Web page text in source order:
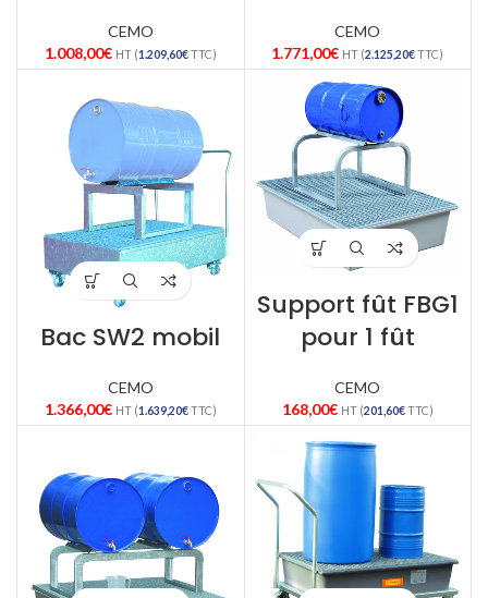
CEMO
1.008,00€ HT (1.209,60€TTC)
CEMO
1.771,00€ HT (2.125,20€TTC)
Bac SW2 mobil
CEMO
1.366,00€ HT (1.639,20€TTC)
Support fût FBG1
pour 1 fût
CEMO
168,00€ HT (201,60€TTC)